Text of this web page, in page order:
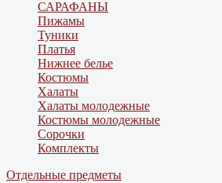
САРАФАНЫ
Пижамы
Туники
Платья
Нижнее белье
Костюмы
Халаты
Халаты молодежные
Костюмы молодежные
Сорочки
Комплекты
Отдельные предметы